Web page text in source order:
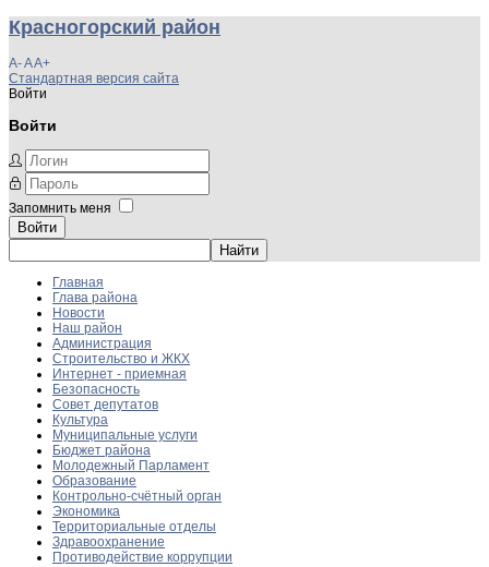
Красногорский район
A-AA+
Стандартная версия сайта
Войти
Войти
Запомнить меня
Войти
Главная
Глава района
Новости
Наш район
Администрация
Строительство и ЖКХ
Интернет - приемная
Безопасность
Совет депутатов
Культура
Муниципальные услуги
Бюджет района
Молодежный Парламент
Образование
Контрольно-счётный орган
Экономика
Территориальные отделы
Здравоохранение
Противодействие коррупции